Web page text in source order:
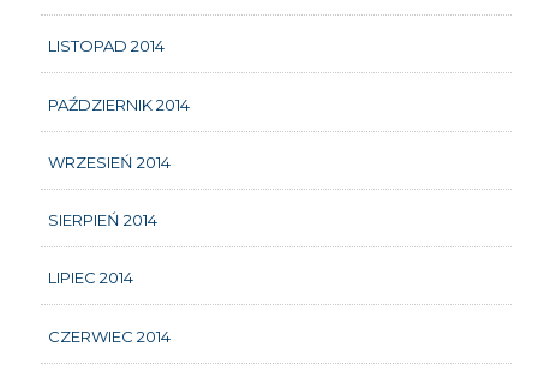
LISTOPAD 2014
PAŹDZIERNIK 2014
WRZESIEŃ 2014
SIERPIEŃ 2014
LIPIEC 2014
CZERWIEC 2014